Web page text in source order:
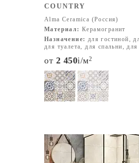
COUNTRY
Alma Ceramica (Россия)
Материал: Керамогранит
Назначение: для гостиной,
для туалета, для спальни,
от 2 450i/м2